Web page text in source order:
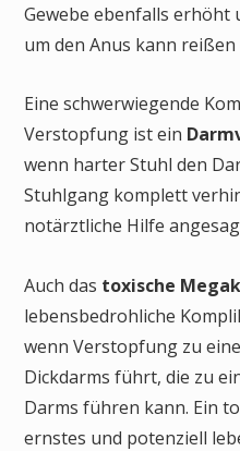
Gewebe ebenfalls erhöht
um den Anus kann
Eine schwerwiegende
Verstopfung ist ein
wenn harter Stuhl den
Stuhlgang komplett
notärztliche Hilfe
Auch das toxische
lebensbedrohliche
wenn Verstopfung zu
Dickdarms führt, die zu
Darms führen kann. Ein
ernstes und potenziell